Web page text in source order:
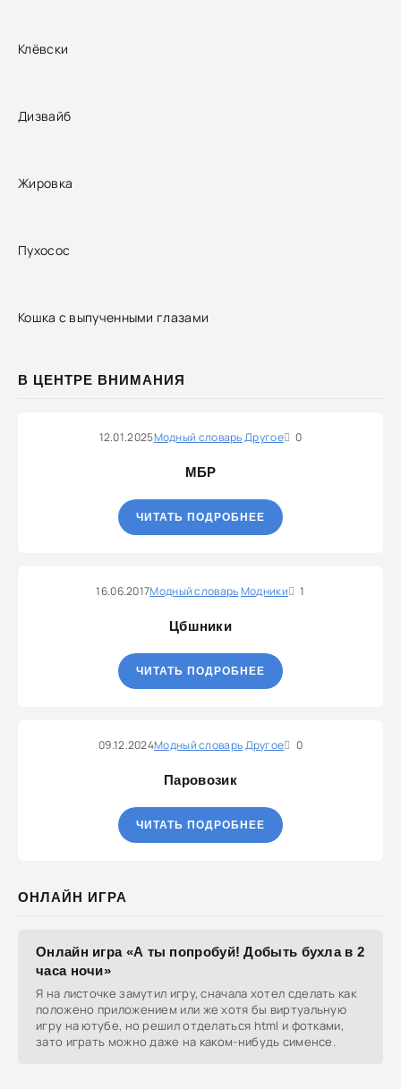
Клёвски
Дизвайб
Жировка
Пухосос
Кошка с выпученными глазами
В ЦЕНТРЕ ВНИМАНИЯ
12.01.2025Модный словарьДругое 0
МБР
ЧИТАТЬ ПОДРОБНЕЕ
16.06.2017Модный словарьМодники 1
Цбшники
ЧИТАТЬ ПОДРОБНЕЕ
09.12.2024Модный словарьДругое 0
Паровозик
ЧИТАТЬ ПОДРОБНЕЕ
ОНЛАЙН ИГРА
Онлайн игра «А ты попробуй! Добыть бухла в 2
часа ночи»
Я на листочке замутил игру, сначала хотел сделать как
положено приложением или же хотя бы виртуальную
игру на ютубе, но решил отделаться html и фотками,
зато играть можно даже на каком-нибудь сименсе.